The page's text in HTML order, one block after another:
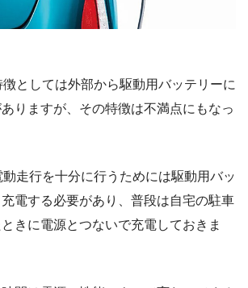
としては外部から駆動用バッテリーに
りますが、その特徴は不満点にもなっ
走行を十分に行うためには駆動用バッ
電する必要があり、普段は自宅の駐車
きに電源とつないで充電しておきま